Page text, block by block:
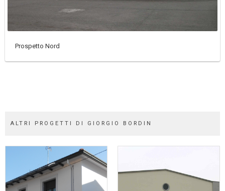
Prospetto Nord
ALTRI PROGETTI DI GIORGIO BORDIN